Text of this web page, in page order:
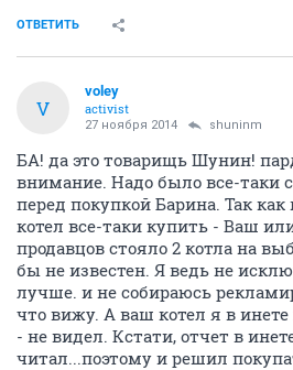
ОТВЕТИТЬ
V
voley
activist
27 ноября 2014 shuninm
БА! да это товарищь Шунин!
внимание. Надо было все-таки
перед покупкой Барина. Так как
котел все-таки купить - Ваш
продавцов стояло 2 котла на
бы не известен. Я ведь не
лучше. и не собираюсь
что вижу. А ваш котел я в инете
- не видел. Кстати, отчет в
читал...поэтому и решил